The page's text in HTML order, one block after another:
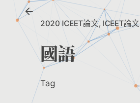
2020 ICEET論文 ICEET論文
國語
Tag